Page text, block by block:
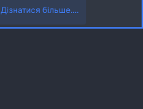
Дізнатися більше....